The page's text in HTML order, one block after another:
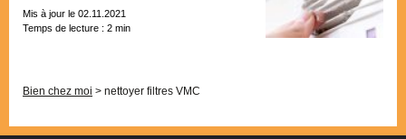
Mis à jour le 02.11.2021
Temps de lecture : 2 min
Bien chez moi > nettoyer filtres VMC